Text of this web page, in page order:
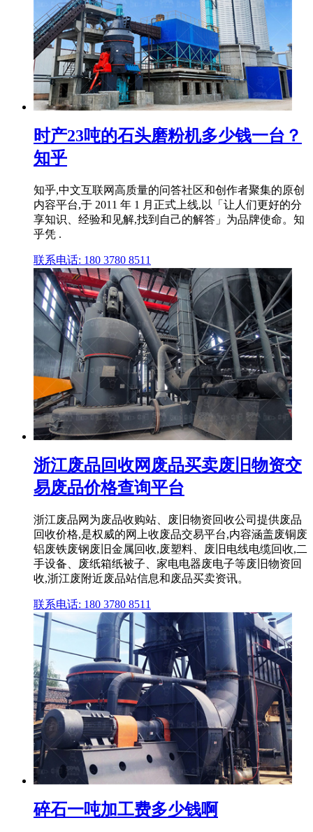
时产23吨的石头磨粉机多少钱一台？
知乎
知乎,中文互联网高质量的问答社区和创作者聚集的原创
内容平台,于 2011 年 1 月正式上线,以「让人们更好的分
享知识、经验和见解,找到自己的解答」为品牌使命。知
乎凭 .
联系电话: 180 3780 8511
浙江废品回收网废品买卖废旧物资交
易废品价格查询平台
浙江废品网为废品收购站、废旧物资回收公司提供废品
回收价格,是权威的网上收废品交易平台,内容涵盖废铜废
铝废铁废钢废旧金属回收,废塑料、废旧电线电缆回收,二
手设备、废纸箱纸被子、家电电器废电子等废旧物资回
收,浙江废附近废品站信息和废品买卖资讯。
联系电话: 180 3780 8511
碎石一吨加工费多少钱啊